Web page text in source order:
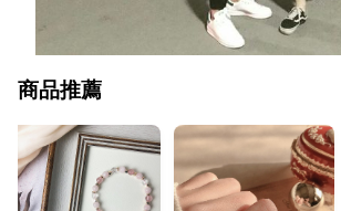
商品推薦